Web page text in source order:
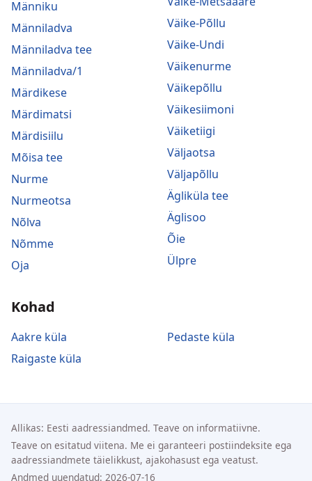
Männiku
Männiladva
Männiladva tee
Männiladva/1
Märdikese
Märdimatsi
Märdisiilu
Mõisa tee
Nurme
Nurmeotsa
Nõlva
Nõmme
Oja
Väike-Põllu
Väike-Undi
Väikenurme
Väikepõllu
Väikesiimoni
Väiketiigi
Väljaotsa
Väljapõllu
Ägliküla tee
Äglisoo
Õie
Ülpre
Kohad
Aakre küla
Raigaste küla
Pedaste küla
Allikas: Eesti aadressiandmed. Teave on informatiivne.
Teave on esitatud viitena. Me ei garanteeri postiindeksite ega
aadressiandmete täielikkust, ajakohasust ega veatust.
Andmed uuendatud: 2026-07-16